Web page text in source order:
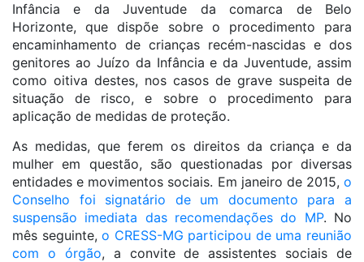
Infância e da Juventude da comarca de Belo
Horizonte, que dispõe sobre o procedimento para
encaminhamento de crianças recém-nascidas e dos
genitores ao Juízo da Infância e da Juventude, assim
como oitiva destes, nos casos de grave suspeita de
situação de risco, e sobre o procedimento para
aplicação de medidas de proteção.
As medidas, que ferem os direitos da criança e da
mulher em questão, são questionadas por diversas
entidades e movimentos sociais. Em janeiro de 2015, o
Conselho foi signatário de um documento para a
suspensão imediata das recomendações do MP. No
mês seguinte,o CRESS-MG participou de uma reunião
com o órgão, a convite de assistentes sociais de